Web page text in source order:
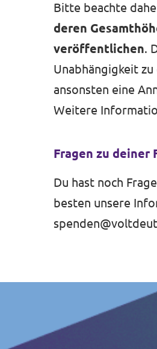
Bitte beachte
deren
veröffentlichen.
Unabhängigkeit
ansonsten eine
Weitere
Fragen zu deiner
Du hast noch
besten unsere